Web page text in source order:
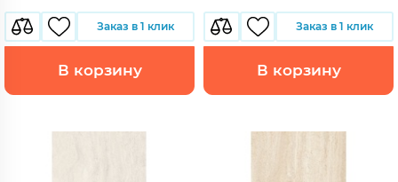
Заказ в 1 клик
В корзину
Заказ в 1 клик
В корзину